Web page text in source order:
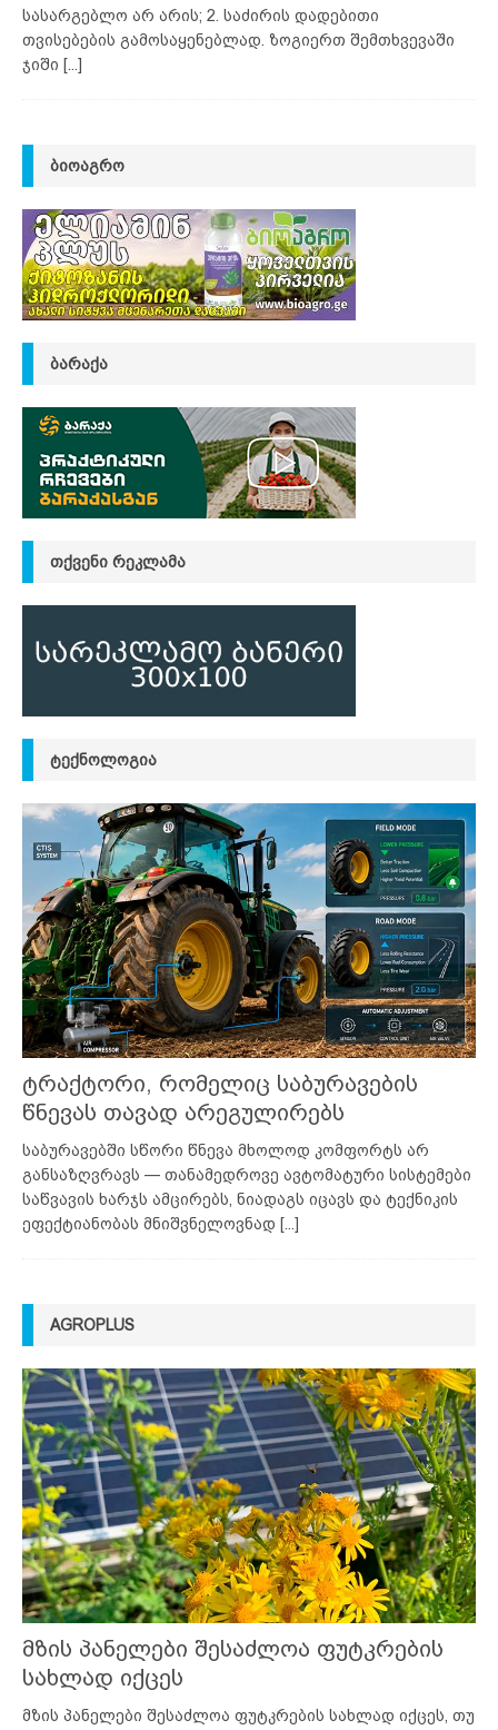
სასარგებლო არ არის; 2. საძირის დადებითი
თვისებების გამოსაყენებლად. ზოგიერთ შემთხვევაში
ჯიში [...]
ᲑᲘᲝᲐᲒᲠᲝ
ᲑᲐᲠᲐᲥᲐ
ᲗᲥᲕᲔᲜᲘ ᲠᲔᲙᲚᲐᲛᲐ
ᲢᲔᲥᲜᲝᲚᲝᲒᲘᲐ
ტრაქტორი, რომელიც საბურავების
წნევას თავად არეგულირებს
საბურავებში სწორი წნევა მხოლოდ კომფორტს არ
განსაზღვრავს — თანამედროვე ავტომატური სისტემები
საწვავის ხარჯს ამცირებს, ნიადაგს იცავს და ტექნიკის
ეფექტიანობას მნიშვნელოვნად [...]
AGROPLUS
მზის პანელები შესაძლოა ფუტკრების
სახლად იქცეს
მზის პანელები შესაძლოა ფუტკრების სახლად იქცეს, თუ